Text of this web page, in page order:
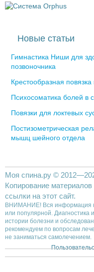
Новые статьи
Гимнастика Ниши для
позвоночника
Крестообразная повязка
Психосоматика болей в
Повязки для локтевых
Постизометрическая
мышц шейного отдела
Моя спина.ру ©
Копирование
ссылки на этот сайт.
ВНИМАНИЕ! Вся информация
или популярной. Диагностика
истории болезни и
рекомендуем по вопросам
не заниматься самолечением.